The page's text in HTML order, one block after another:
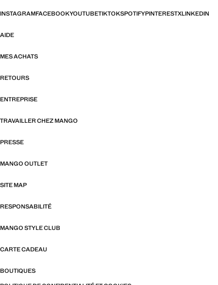
INSTAGRAMFACEBOOKYOUTUBETIKTOKSPOTIFYPINTERESTXLINKEDIN
AIDE
MES ACHATS
RETOURS
ENTREPRISE
TRAVAILLER CHEZ MANGO
PRESSE
MANGO OUTLET
SITE MAP
RESPONSABILITÉ
MANGO STYLE CLUB
CARTE CADEAU
BOUTIQUES